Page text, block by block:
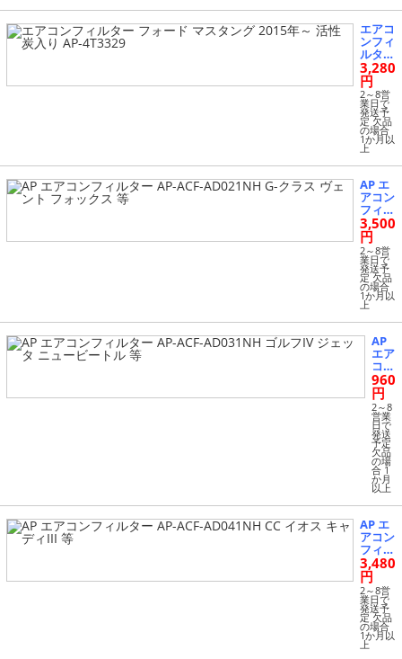
エアコ
ンフィ
ルター
フォー
ド マ
スタン
グ 201
5年～
活性炭
入り A
P-4T3
329
3,280
円
2～8営
業日で
発送予
定 欠品
の場合
1か月以
上
AP エ
アコン
フィル
ター A
P-ACF-
AD021
NH G-
クラス
ヴェン
ト フ
ォック
ス 等
3,500
円
2～8営
業日で
発送予
定 欠品
の場合
1か月以
上
AP
エア
コン
フィ
ルタ
ー A
P-A
CF-
AD0
31N
H ゴ
ルフ
IV
ジェ
ッタ
ニュ
ービ
ート
ル
等
960
円
2～8
営業
日で
発送
予定
欠品
の場
合 1
か月
以上
AP エ
アコン
フィル
ター A
P-ACF-
AD041
NH CC
イオス
キャデ
ィIII
等
3,480
円
2～8営
業日で
発送予
定 欠品
の場合
1か月以
上